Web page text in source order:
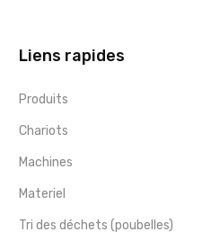
Liens rapides
Produits
Chariots
Machines
Materiel
Tri des déchets (poubelles)